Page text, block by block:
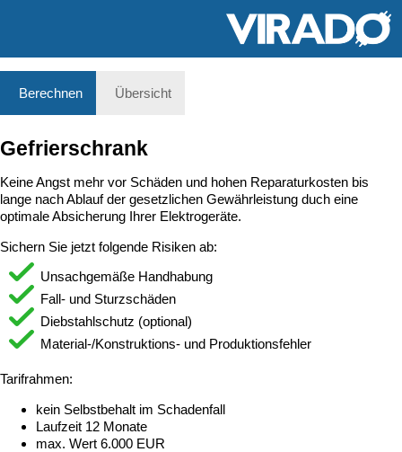
Berechnen Übersicht
Gefrierschrank
Keine Angst mehr vor Schäden und hohen Reparaturkosten bis
lange nach Ablauf der gesetzlichen Gewährleistung duch eine
optimale Absicherung Ihrer Elektrogeräte.
Sichern Sie jetzt folgende Risiken ab:
Unsachgemäße Handhabung
Fall- und Sturzschäden
Diebstahlschutz (optional)
Material-/Konstruktions- und Produktionsfehler
Tarifrahmen:
kein Selbstbehalt im Schadenfall
Laufzeit 12 Monate
max. Wert 6.000 EUR